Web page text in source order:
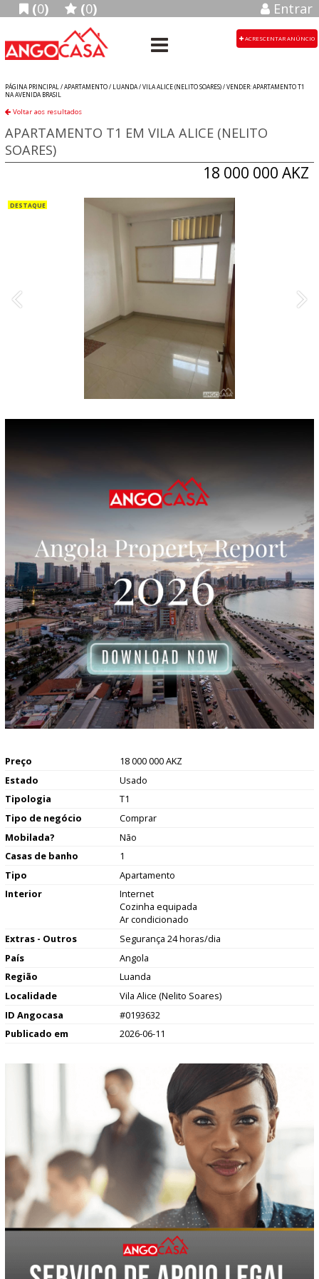
(0) (0) Entrar
ACRESCENTAR ANÚNCIO
PÁGINA PRINCIPAL /APARTAMENTO/ LUANDA/VILA ALICE (NELITO SOARES)/VENDER: APARTAMENTO T1
NA AVENIDA BRASIL
Voltar aos resultados
18 000 000 AKZ
APARTAMENTO T1 EM VILA ALICE (NELITO
SOARES)
Preço
18 000 000 AKZ
Estado
Usado
Tipologia
T1
Tipo de negócio
Comprar
Mobilada?
Não
Casas de banho
1
Tipo
Apartamento
Interior
Internet
Cozinha equipada
Ar condicionado
Extras - Outros
Segurança 24 horas/dia
País
Angola
Região
Luanda
Localidade
Vila Alice (Nelito Soares)
ID Angocasa
#0193632
Publicado em
2026-06-11